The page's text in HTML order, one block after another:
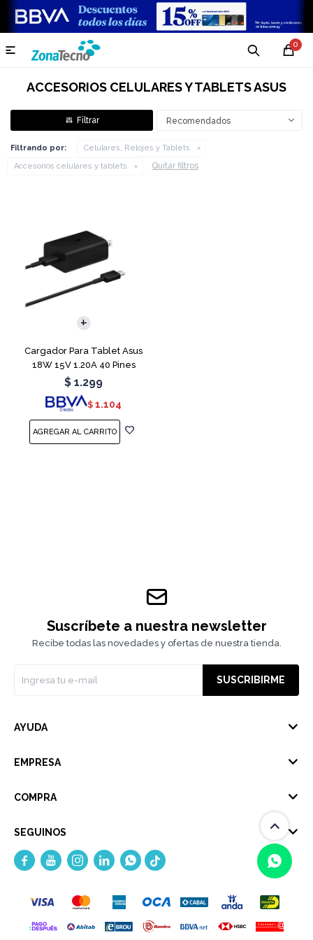
0

ACCESORIOS CELULARES Y TABLETS ASUS
Recomendados
Filtrando por:
Celulares, Relojes y Tablets
Accesorios celulares y tablets
Quitar filtros
Cargador Para Tablet Asus
18W 15V 1.20A 40 Pines
$ 1.299
$ 1.104
(0/4)
Suscríbete a nuestra newsletter
Recibe todas las novedades y ofertas de nuestra tienda.
SUSCRIBIRME
AYUDA
EMPRESA
COMPRA
SEGUINOS
    